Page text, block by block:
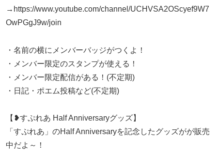
→https://www.youtube.com/channel/UCHVSA2OScyef9W7
OwPGgJ9w/join
・名前の横にメンバーバッジがつくよ！
・メンバー限定のスタンプが使える！
・メンバー限定配信がある！(不定期)
・日記・ポエム投稿など(不定期)
【❥すぷれあ Half Anniversaryグッズ】
「すぷれあ」のHalf Anniversaryを記念したグッズがが販売
中だよ～！